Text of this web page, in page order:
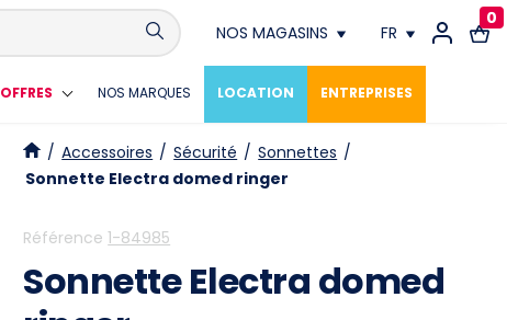
NOS MAGASINS
Conthey
Crissier
FR
FR
0
OFFRES NOS MARQUES LOCATION ENTREPRISES
/ Accessoires / Sécurité / Sonnettes /
Sonnette Electra domed ringer
Référence 1-84985
Sonnette Electra domed